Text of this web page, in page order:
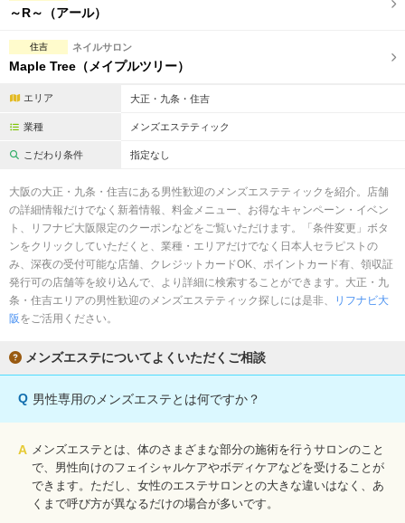
～R～（アール）
住吉 ネイルサロン
Maple Tree（メイプルツリー）
エリア 大正・九条・住吉
業種 メンズエステティック
こだわり条件 指定なし
大阪の大正・九条・住吉にある男性歓迎のメンズエステティックを紹介。店舗
の詳細情報だけでなく新着情報、料金メニュー、お得なキャンペーン・イベン
ト、リフナビ大阪限定のクーポンなどをご覧いただけます。「条件変更」ボタ
ンをクリックしていただくと、業種・エリアだけでなく日本人セラピストの
み、深夜の受付可能な店舗、クレジットカードOK、ポイントカード有、領収証
発行可の店舗等を絞り込んで、より詳細に検索することができます。大正・九
条・住吉エリアの男性歓迎のメンズエステティック探しには是非、
リフナビ大
阪 をご活用ください。
メンズエステについてよくいただくご相談
Q 男性専用のメンズエステとは何ですか？
A メンズエステとは、体のさまざまな部分の施術を行うサロンのこと
で、男性向けのフェイシャルケアやボディケアなどを受けることが
できます。ただし、女性のエステサロンとの大きな違いはなく、あ
くまで呼び方が異なるだけの場合が多いです。